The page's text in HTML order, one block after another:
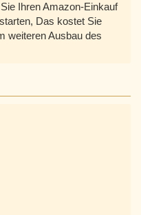
Ihren Amazon-Einkauf
starten, Das kostet Sie
weiteren Ausbau des